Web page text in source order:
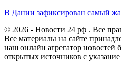
В Дании зафиксирован самый
© 2026 - Новости 24 рф . Все
Все материалы на сайте
наш онлайн агрегатор новостей
открытых источников с